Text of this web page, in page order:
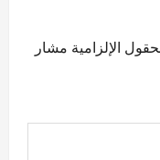
الإلزامية مشار